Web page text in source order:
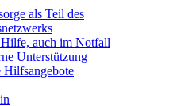
als Teil des
auch im Notfall
Unterstützung
Hilfsangebote